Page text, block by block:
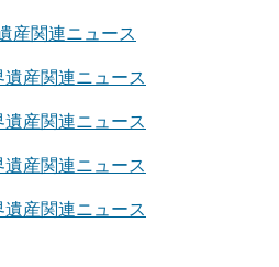
産関連ニュース
産関連ニュース
産関連ニュース
産関連ニュース
産関連ニュース